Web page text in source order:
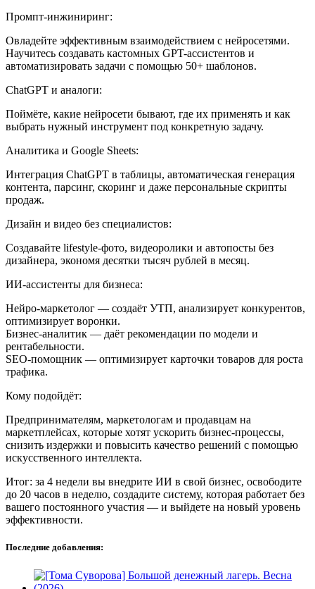
Промпт-инжиниринг:
Овладейте эффективным взаимодействием с нейросетями.
Научитесь создавать кастомных GPT-ассистентов и
автоматизировать задачи с помощью 50+ шаблонов.
ChatGPT и аналоги:
Поймёте, какие нейросети бывают, где их применять и как
выбрать нужный инструмент под конкретную задачу.
Аналитика и Google Sheets:
Интеграция ChatGPT в таблицы, автоматическая генерация
контента, парсинг, скоринг и даже персональные скрипты
продаж.
Дизайн и видео без специалистов:
Создавайте lifestyle-фото, видеоролики и автопосты без
дизайнера, экономя десятки тысяч рублей в месяц.
ИИ-ассистенты для бизнеса:
Нейро-маркетолог — создаёт УТП, анализирует конкурентов,
оптимизирует воронки.
Бизнес-аналитик — даёт рекомендации по модели и
рентабельности.
SEO-помощник — оптимизирует карточки товаров для роста
трафика.
Кому подойдёт:
Предпринимателям, маркетологам и продавцам на
маркетплейсах, которые хотят ускорить бизнес-процессы,
снизить издержки и повысить качество решений с помощью
искусственного интеллекта.
Итог: за 4 недели вы внедрите ИИ в свой бизнес, освободите
до 20 часов в неделю, создадите систему, которая работает без
вашего постоянного участия — и выйдете на новый уровень
эффективности.
Последние добавления: